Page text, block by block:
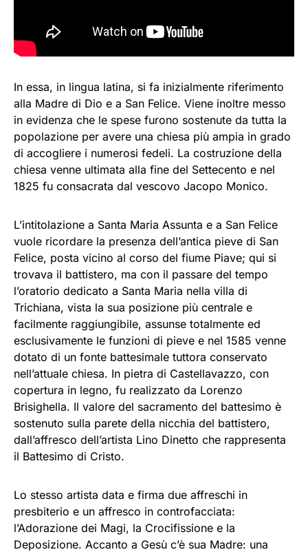
In essa, in lingua latina, si fa inizialmente riferimento
alla Madre di Dio e a San Felice. Viene inoltre messo
in evidenza che le spese furono sostenute da tutta la
popolazione per avere una chiesa più ampia in grado
di accogliere i numerosi fedeli. La costruzione della
chiesa venne ultimata alla fine del Settecento e nel
1825 fu consacrata dal vescovo Jacopo Monico.
L’intitolazione a Santa Maria Assunta e a San Felice
vuole ricordare la presenza dell’antica pieve di San
Felice, posta vicino al corso del fiume Piave; qui si
trovava il battistero, ma con il passare del tempo
l’oratorio dedicato a Santa Maria nella villa di
Trichiana, vista la sua posizione più centrale e
facilmente raggiungibile, assunse totalmente ed
esclusivamente le funzioni di pieve e nel 1585 venne
dotato di un fonte battesimale tuttora conservato
nell’attuale chiesa. In pietra di Castellavazzo, con
copertura in legno, fu realizzato da Lorenzo
Brisighella. Il valore del sacramento del battesimo è
sostenuto sulla parete della nicchia del battistero,
dall’affresco dell’artista Lino Dinetto che rappresenta
il Battesimo di Cristo.
Lo stesso artista data e firma due affreschi in
presbiterio e un affresco in controfacciata:
l’Adorazione dei Magi, la Crocifissione e la
Deposizione. Accanto a Gesù c’è sua Madre: una